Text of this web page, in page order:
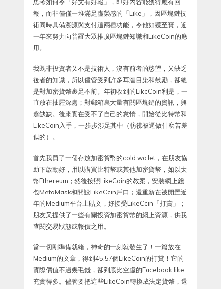
思考如何令「好文有好報」，即好內容能獲得應有回
報，而非僅僅一堆滿足虛榮感的「Like」，因區塊鏈技
術同時具備溯源與支付這兩種功能，令他如獲至寶，近
一年來努力向普羅大眾推廣區塊鏈知識和LikeCoin的應
用。
我既非投資者又不是技術人，沒有前者的慾望，又缺乏
後者的知識，所以儘管受到許多耳濡目染和鼓勵，卻總
是對加密貨幣裹足不前。年初收到的LikeCoin利是，一
直放在抽屜深處；對郵箱裏大量有關區塊鏈的資訊，興
趣缺缺。後來實在受不了自己的怠惰，開始從比特幣和
LikeCoin入手，一步步涉足其中（彷彿被逼做什麼苦差
似的）。
首先我買了一個存放加密貨幣的cold wallet，在朋友協
助下啟動好，用以購買比特幣或其他加密貨幣，如以太
幣Ethereum；然後按照LikeCoin的教案，安裝網上錢
包MetaMask和開設LikeCoin戶口；還重新在被閒置近
年的Medium平台上貼文，好接受LikeCoin「打賞」；
朋友又提供了一些有關投資加密貨幣的網上資源，供我
查閱交易狀態或報價之用。
當一切剛準備就緒，神奇的一刻就發生了！一篇放在
Medium的文章，得到45.57個LikeCoin的打賞！它的
實際價值不過幾毛錢，卻到底比空虛的Facebook like
充實得多。儘管要把這些LikeCoin轉換成法定貨幣，還